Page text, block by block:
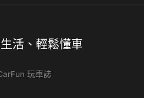
」到底還O不OK！ 相關
219
活、輕鬆懂車
玩車誌